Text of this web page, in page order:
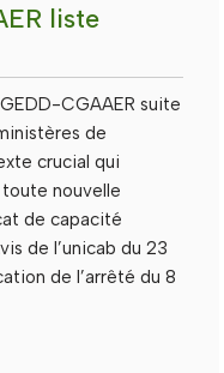
liste
CGAAER suite
de
crucial qui
nouvelle
de capacité
de l’unicab du 23
de l’arrêté du 8